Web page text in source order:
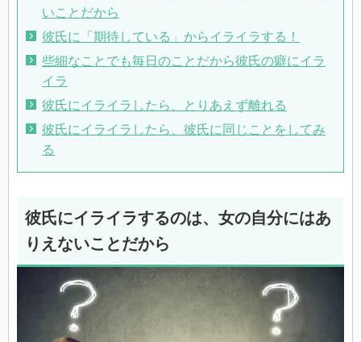
いことだから
彼氏に「期待している」からイライラする！
些細なことでも毎日のことだから彼氏の癖にイラ
イラ
彼氏にイライラしたら、とりあえず離れる
彼氏にイライラしたら、彼氏に同じことをしてみ
る
彼氏にイライラするのは、女の自分にはあ
りえないことだから